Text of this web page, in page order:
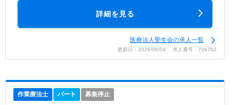
詳細を見る
医療法人聖生会の求人一覧
更新日：2026/06/04 求人番号：709762
作業療法士 パート 募集停止